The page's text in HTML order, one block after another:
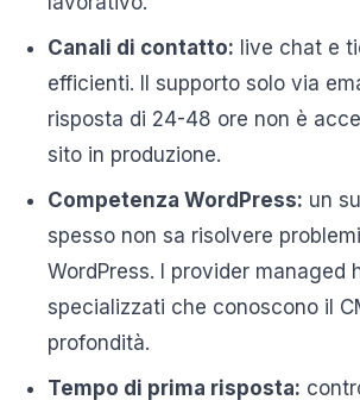
Canali di contatto: live chat e
efficienti. Il supporto solo via
risposta di 24-48 ore non è
sito in produzione.
Competenza WordPress: un
spesso non sa risolvere
WordPress. I provider managed
specializzati che conoscono il
profondità.
Tempo di prima risposta: